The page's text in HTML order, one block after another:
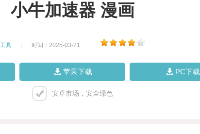
小牛加速器 漫画
工具 时间：2025-03-21
苹果下载 PC下载
安卓市场，安全绿色